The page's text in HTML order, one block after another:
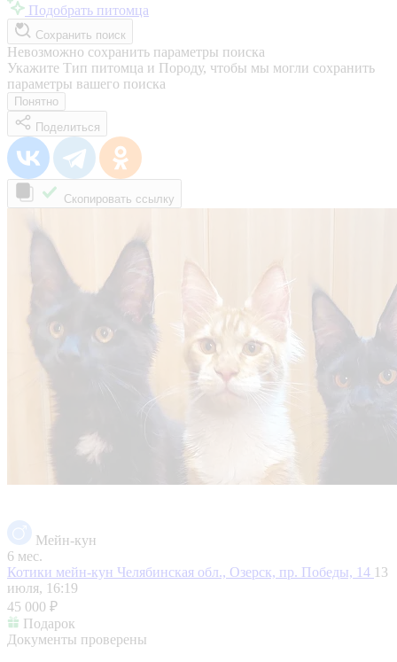
Подобрать питомца
Сохранить поиск
Невозможно сохранить параметры поиска
Укажите Тип питомца и Породу, чтобы мы могли сохранить
параметры вашего поиска
Понятно
Поделиться
Скопировать ссылку
Мейн-кун
6 мес.
Котики мейн-кун Челябинская обл., Озерск, пр. Победы, 14 13
июля, 16:19
45 000 ₽
Подарок
Документы проверены